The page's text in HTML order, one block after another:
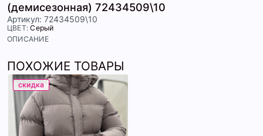
(демисезонная) 72434509\10
Артикул: 72434509\10
ЦВЕТ:Серый
ОПИСАНИЕ
ПОХОЖИЕ ТОВАРЫ
скидка